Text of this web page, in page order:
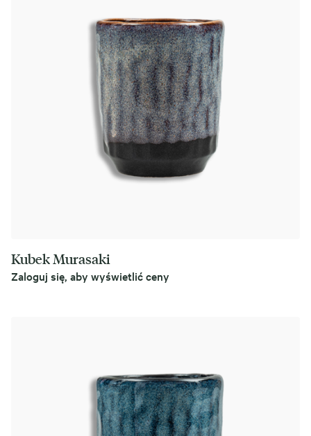
Kubek Murasaki
Zaloguj się, aby wyświetlić ceny